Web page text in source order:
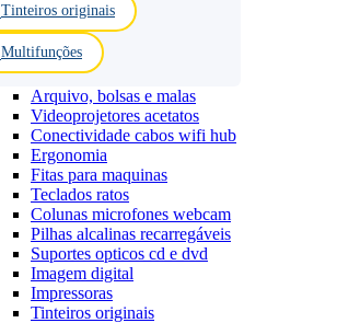
Tinteiros originais
Multifunções
Arquivo, bolsas e malas
Videoprojetores acetatos
Conectividade cabos wifi hub
Ergonomia
Fitas para maquinas
Teclados ratos
Colunas microfones webcam
Pilhas alcalinas recarregáveis
Suportes opticos cd e dvd
Imagem digital
Impressoras
Tinteiros originais